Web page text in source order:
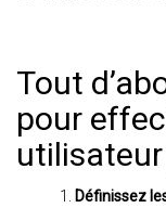
Tout
pour
Définissez